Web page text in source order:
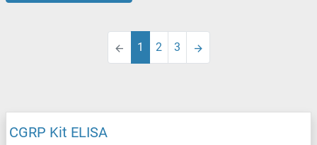
1 2 3
CGRP Kit ELISA